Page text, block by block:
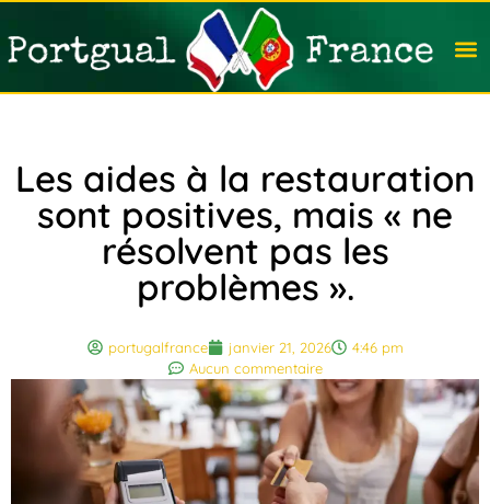
Les aides à la restauration
sont positives, mais « ne
résolvent pas les
problèmes ».
portugalfrance janvier 21, 2026
4:46 pm
Aucun commentaire